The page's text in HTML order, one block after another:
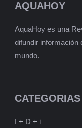
AQUAHOY
AquaHoy es una
difundir información
mundo.
CATEGORIAS
I + D + i